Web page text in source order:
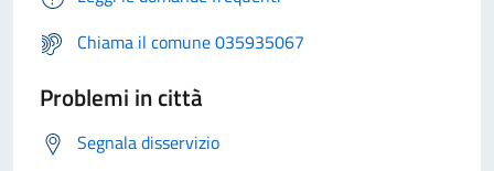
Chiama il comune 035935067
Problemi in città
Segnala disservizio